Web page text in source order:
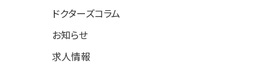
ドクターズコラム
お知らせ
求人情報